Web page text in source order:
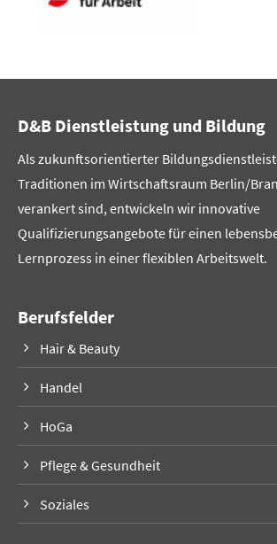
D&B Dienstleistung und Bildung
Als zukunftsorientierter
Traditionen im Wirtschaftsraum Berlin/
verankert sind, entwickeln wir innovative
Qualifizierungsangebote für einen
Lernprozess in einer flexiblen Arbeitswelt.
Berufsfelder
Hair & Beauty
Handel
HoGa
Pflege & Gesundheit
Soziales